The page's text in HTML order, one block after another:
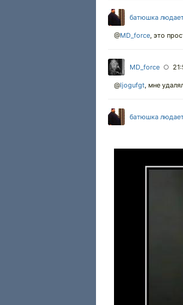
батюшка
@MD_force, это
MD_force ○
@ljogufgt, мне
батюшка